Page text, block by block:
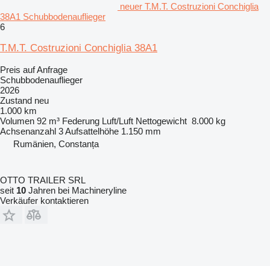
neuer T.M.T. Costruzioni Conchiglia
38A1 Schubbodenauflieger
6
T.M.T. Costruzioni Conchiglia 38A1
Preis auf Anfrage
Schubbodenauflieger
2026
Zustand neu
1.000 km
Volumen 92 m³ Federung Luft/Luft Nettogewicht 8.000 kg
Achsenanzahl 3Aufsattelhöhe 1.150 mm
Rumänien, Constanța
OTTO TRAILER SRL
seit 10 Jahren bei Machineryline
Verkäufer kontaktieren